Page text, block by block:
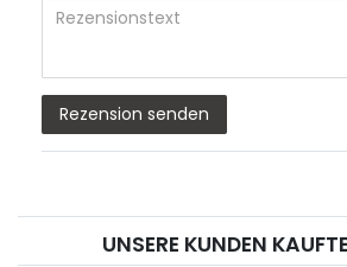
Rezensionstext
Rezension senden
UNSERE KUNDEN